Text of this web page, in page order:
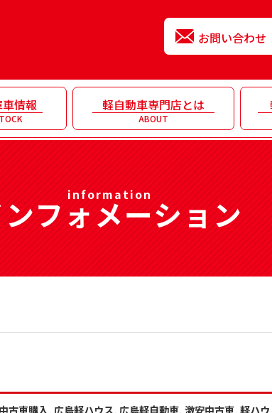
お問い合わせ
情報 軽自動車専門店とは
ABOUT
information
フォメーション
中古車購入,広島軽ハウス,広島軽自動車,激安中古車,軽ハウ